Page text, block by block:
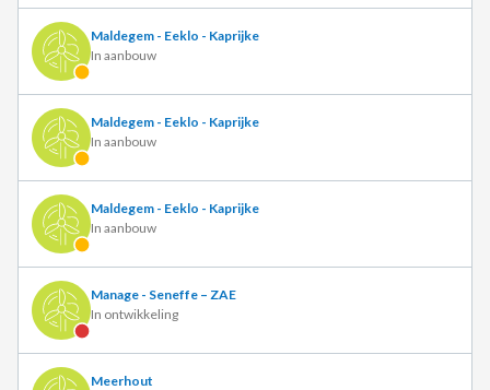
Maldegem - Eeklo - Kaprijke
In aanbouw
Maldegem - Eeklo - Kaprijke
In aanbouw
Maldegem - Eeklo - Kaprijke
In aanbouw
Manage - Seneffe – ZAE
In ontwikkeling
Meerhout